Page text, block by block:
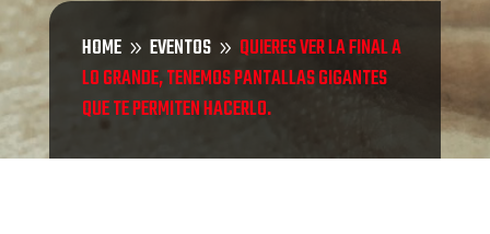
HOME 9 EVENTOS 9 QUIERES VER LA FINAL A
LO GRANDE, TENEMOS PANTALLAS GIGANTES
QUE TE PERMITEN HACERLO.